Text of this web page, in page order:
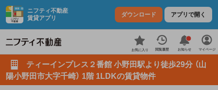
ニフティ不動産
賃貸アプリ
ダウンロード アプリで開く
お気に入り 閲覧履歴 お知らせ マイページ
ティーインプレス２番館 小野田駅より徒歩29分 （山
陽小野田市大字千崎） 1階 1LDKの賃貸物件